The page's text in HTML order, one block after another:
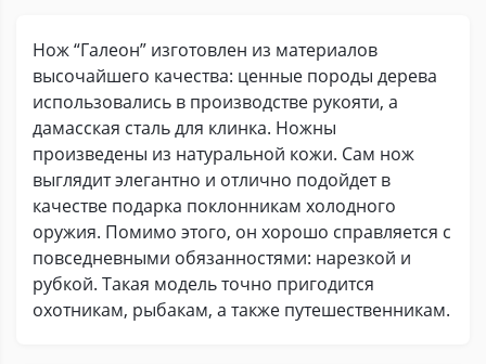
Нож “Галеон” изготовлен из материалов
высочайшего качества: ценные породы дерева
использовались в производстве рукояти, а
дамасская сталь для клинка. Ножны
произведены из натуральной кожи. Сам нож
выглядит элегантно и отлично подойдет в
качестве подарка поклонникам холодного
оружия. Помимо этого, он хорошо справляется с
повседневными обязанностями: нарезкой и
рубкой. Такая модель точно пригодится
охотникам, рыбакам, а также путешественникам.